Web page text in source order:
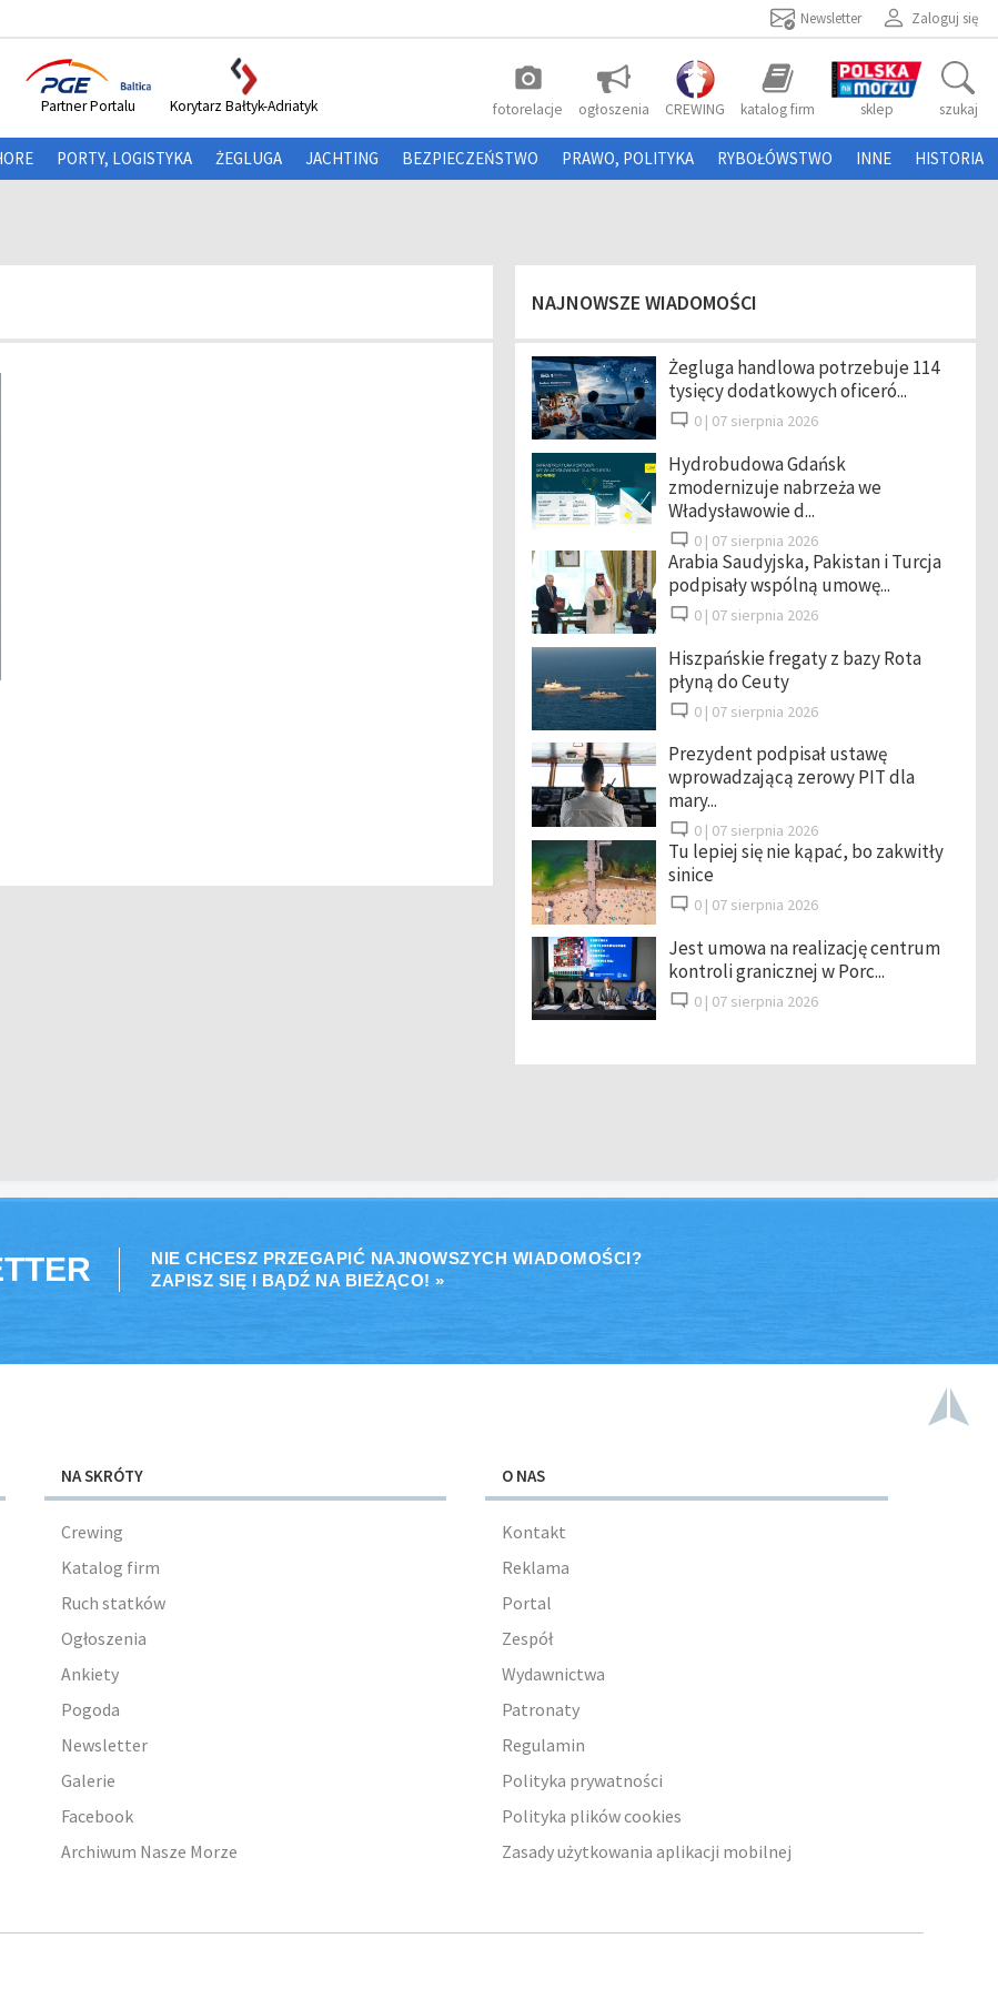
Zaloguj się
Newsletter
photo_camera
fotorelacje ogłoszenia CREWING katalog firm sklep szukaj
Partner Portalu Korytarz Bałtyk-Adriatyk
PORTY, LOGISTYKA ŻEGLUGA JACHTING BEZPIECZEŃSTWO PRAWO, POLITYKA RYBOŁÓWSTWO INNE HISTORIA
NAJNOWSZE WIADOMOŚCI
Żegluga handlowa potrzebuje 114
tysięcy dodatkowych oficeró...
0 | 07 sierpnia 2026
Hydrobudowa Gdańsk
zmodernizuje nabrzeża we
Władysławowie d...
0 | 07 sierpnia 2026
Arabia Saudyjska, Pakistan i Turcja
podpisały wspólną umowę...
0 | 07 sierpnia 2026
Hiszpańskie fregaty z bazy Rota
płyną do Ceuty
0 | 07 sierpnia 2026
Prezydent podpisał ustawę
wprowadzającą zerowy PIT dla
mary...
0 | 07 sierpnia 2026
Tu lepiej się nie kąpać, bo zakwitły
sinice
0 | 07 sierpnia 2026
Jest umowa na realizację centrum
kontroli granicznej w Porc...
0 | 07 sierpnia 2026
NIE CHCESZ PRZEGAPIĆ NAJNOWSZYCH WIADOMOŚCI?
ZAPISZ SIĘ I BĄDŹ NA BIEŻĄCO! »
NA SKRÓTY
Crewing
Katalog firm
Ruch statków
Ogłoszenia
Ankiety
Pogoda
Newsletter
Galerie
Facebook
Archiwum Nasze Morze
O NAS
Kontakt
Reklama
Portal
Zespół
Wydawnictwa
Patronaty
Regulamin
Polityka prywatności
Polityka plików cookies
Zasady użytkowania aplikacji mobilnej